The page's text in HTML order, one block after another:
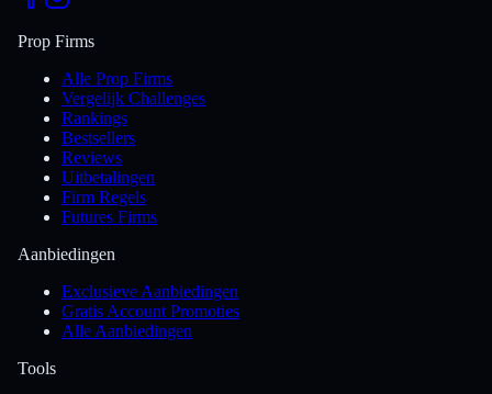
Prop Firms
Alle Prop Firms
Vergelijk Challenges
Rankings
Bestsellers
Reviews
Uitbetalingen
Firm Regels
Futures Firms
Aanbiedingen
Exclusieve Aanbiedingen
Gratis Account Promoties
Alle Aanbiedingen
Tools